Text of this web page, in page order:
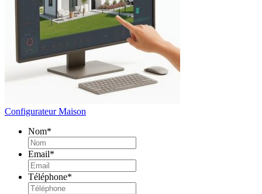
Configurateur Maison
Nom*
Email*
Téléphone*